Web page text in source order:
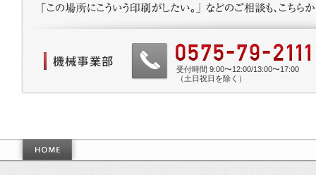
受付時間 9:00〜12:00/13:00〜17:00
（土日祝日を除く）